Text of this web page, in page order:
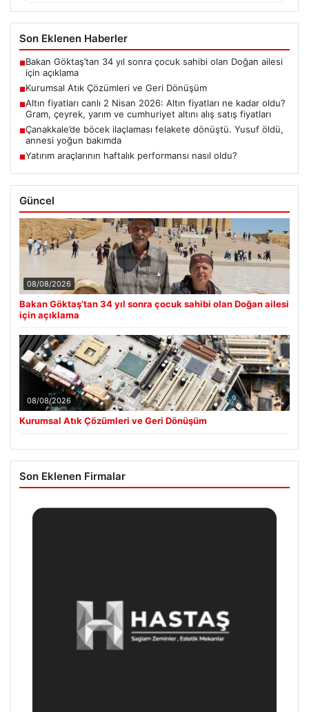
Son Eklenen Haberler
■Bakan Göktaş’tan 34 yıl sonra çocuk sahibi olan Doğan ailesi
için açıklama
■Kurumsal Atık Çözümleri ve Geri Dönüşüm
■Altın fiyatları canlı 2 Nisan 2026: Altın fiyatları ne kadar oldu?
Gram, çeyrek, yarım ve cumhuriyet altını alış satış fiyatları
■Çanakkale’de böcek ilaçlaması felakete dönüştü. Yusuf öldü,
annesi yoğun bakımda
■Yatırım araçlarının haftalık performansı nasıl oldu?
Güncel
08/08/2026
Bakan Göktaş’tan 34 yıl sonra çocuk sahibi olan Doğan ailesi
için açıklama
08/08/2026
Kurumsal Atık Çözümleri ve Geri Dönüşüm
Son Eklenen Firmalar